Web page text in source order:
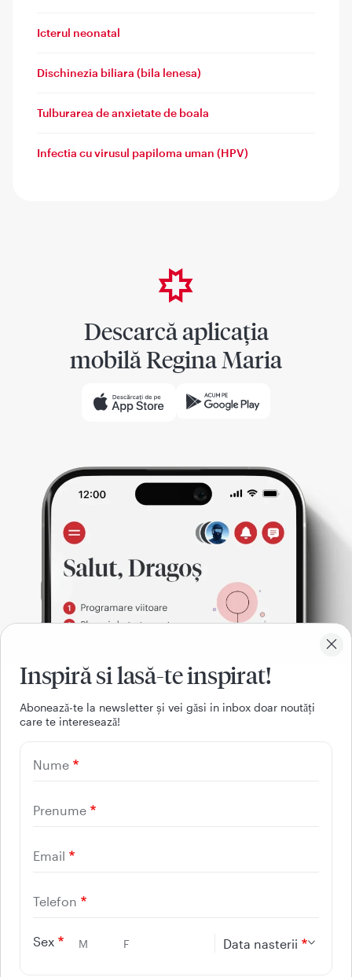
Inspiră si lasă-te inspirat!
Aboneazǎ-te la newsletter și vei gǎsi in inbox doar noutǎți
care te intereseazǎ!
Nume
Prenume
Email
Telefon
Sex M F Data nasterii
Icterul neonatal
Dischinezia biliara (bila lenesa)
Tulburarea de anxietate de boala
Infectia cu virusul papiloma uman (HPV)
Descarcă aplicația
mobilă Regina Maria
CONTACT